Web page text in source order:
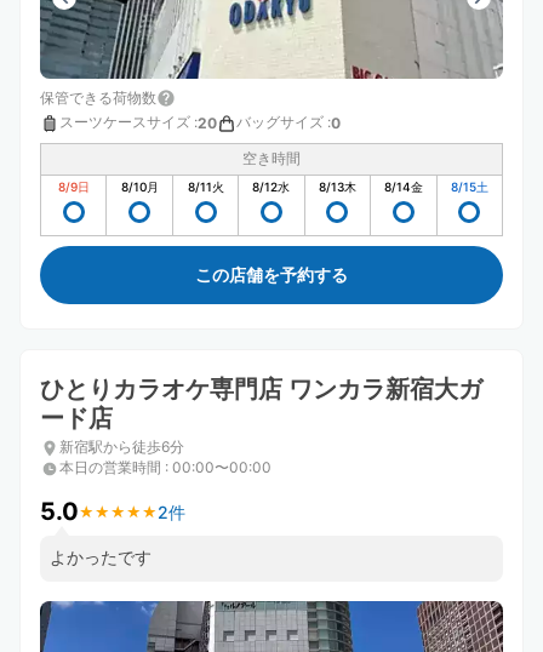
保管できる荷物数
スーツケースサイズ :20 バッグサイズ :0
空き時間
8/9日 8/10月 8/11火 8/12水 8/13木 8/14金 8/15土
この店舗を予約する
ひとりカラオケ専門店 ワンカラ新宿大ガ
ード店
新宿駅から徒歩6分
本日の営業時間 : 00:00〜00:00
5.0★ ★ ★ ★ ★
★ ★ ★ ★ ★ 2件
よかったです